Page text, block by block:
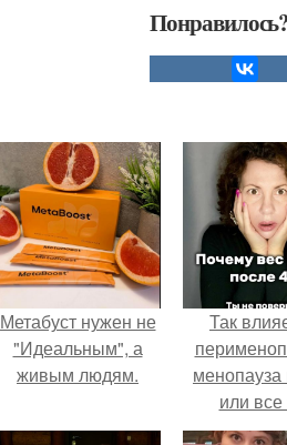
Метабуст нужен не
"Идеальным", а
живым людям.
Так
менопауза
или все